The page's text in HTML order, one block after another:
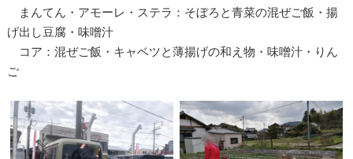
まんてん・アモーレ・ステラ：そぼろと青菜の混ぜご飯・揚
げ出し豆腐・味噌汁
コア：混ぜご飯・キャベツと薄揚げの和え物・味噌汁・りん
ご